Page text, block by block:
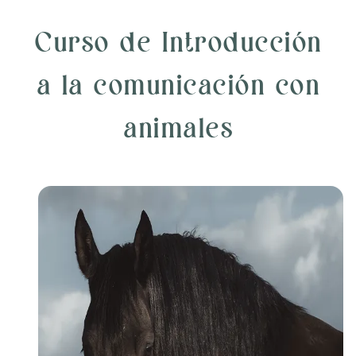
Curso de Introducción
a la comunicación con
animales